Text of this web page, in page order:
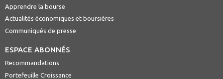
Apprendre la bourse
Actualités économiques et boursières
Communiqués de presse
ESPACE ABONNÉS
Recommandations
Portefeuille Croissance